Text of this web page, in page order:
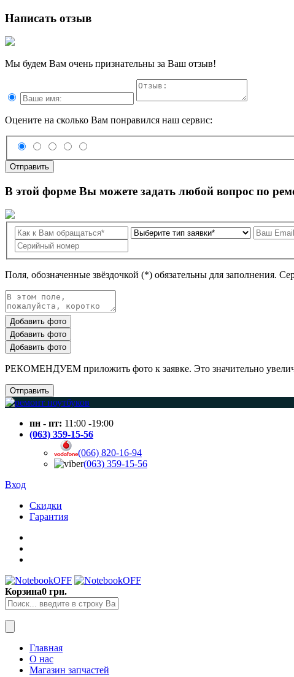
Написать отзыв
Мы будем Вам очень признательны за Ваш отзыв!
Оцените на сколько Вам понравился наш сервис:
Отправить
В этой форме Вы можете задать любой вопрос по
Поля, обозначенные звёздочкой (*) обязательны для заполнения.
Добавить фото
Добавить фото
Добавить фото
РЕКОМЕНДУЕМ приложить фото к заявке. Это значительно
Отправить
пн - пт: 11:00 -19:00
(063) 359-15-56
(066) 820-16-94
(063) 359-15-56
Вход
Скидки
Гарантия
Корзина0 грн.
Главная
О нас
Магазин запчастей